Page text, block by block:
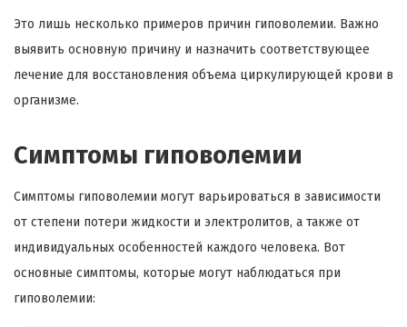
Это лишь несколько примеров причин гиповолемии. Важно
выявить основную причину и назначить соответствующее
лечение для восстановления объема циркулирующей крови в
организме.
Симптомы гиповолемии
Симптомы гиповолемии могут варьироваться в зависимости
от степени потери жидкости и электролитов, а также от
индивидуальных особенностей каждого человека. Вот
основные симптомы, которые могут наблюдаться при
гиповолемии: